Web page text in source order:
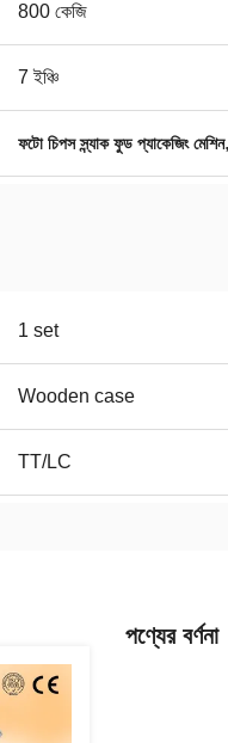
800 কেজি
7 ইঞ্চি
ফটো চিপস স্ন্যাক ফুড প্যাকেজিং মেশিন,
1 set
Wooden case
TT/LC
পণ্যের বর্ণনা